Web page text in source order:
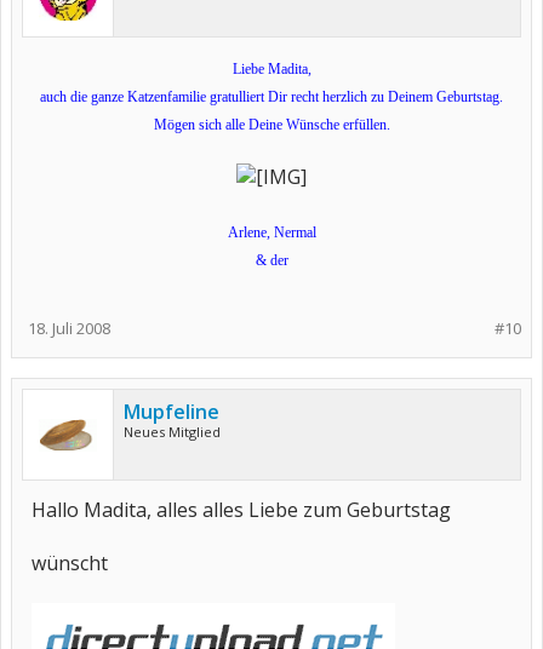
Liebe Madita,
auch die ganze Katzenfamilie gratulliert Dir recht herzlich zu Deinem Geburtstag.
Mögen sich alle Deine Wünsche erfüllen.
Arlene, Nermal
& der
#10
18. Juli 2008
Mupfeline
Neues Mitglied
Hallo Madita, alles alles Liebe zum Geburtstag
wünscht